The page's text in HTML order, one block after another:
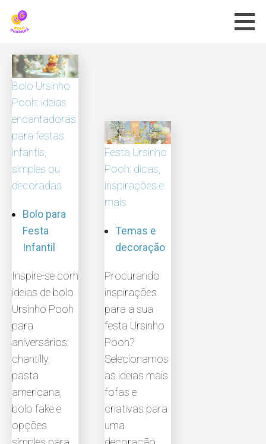
content
Bolo Ursinho
Pooh: ideias
encantadoras
para festas
infantis,
simples ou
decoradas
Bolo para
Festa
Infantil
Inspire-se com
ideias de bolo
Ursinho Pooh
para
aniversários:
chantilly,
pasta
americana,
bolo fake e
opções
Festa Ursinho
Pooh: dicas,
inspirações e
mais
Temas e
decoração
Procurando
inspirações
para a sua
festa Ursinho
Pooh?
Selecionamos
as ideias mais
fofas e
criativas para
uma